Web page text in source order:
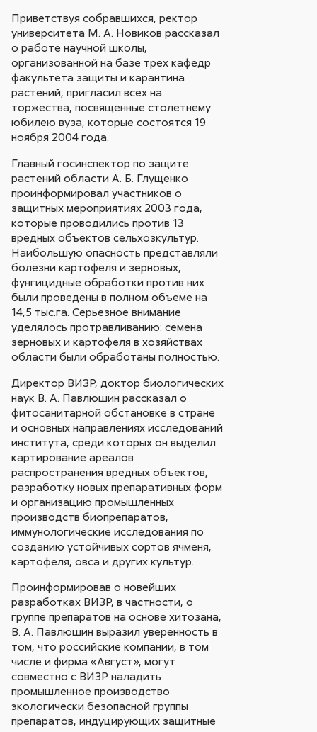
Приветствуя собравшихся, ректор
университета М. А. Новиков рассказал
о работе научной школы,
организованной на базе трех кафедр
факультета защиты и карантина
растений, пригласил всех на
торжества, посвященные столетнему
юбилею вуза, которые состоятся 19
ноября 2004 года.
Главный госинспектор по защите
растений области А. Б. Глущенко
проинформировал участников о
защитных мероприятиях 2003 года,
которые проводились против 13
вредных объектов сельхозкультур.
Наибольшую опасность представляли
болезни картофеля и зерновых,
фунгицидные обработки против них
были проведены в полном объеме на
14,5 тыс.га. Серьезное внимание
уделялось протравливанию: семена
зерновых и картофеля в хозяйствах
области были обработаны полностью.
Директор ВИЗР, доктор биологических
наук В. А. Павлюшин рассказал о
фитосанитарной обстановке в стране
и основных направлениях исследований
института, среди которых он выделил
картирование ареалов
распространения вредных объектов,
разработку новых препаративных форм
и организацию промышленных
производств биопрепаратов,
иммунологические исследования по
созданию устойчивых сортов ячменя,
картофеля, овса и других культур...
Проинформировав о новейших
разработках ВИЗР, в частности, о
группе препаратов на основе хитозана,
В. А. Павлюшин выразил уверенность в
том, что российские компании, в том
числе и фирма «Август», могут
совместно с ВИЗР наладить
промышленное производство
экологически безопасной группы
препаратов, индуцирующих защитные